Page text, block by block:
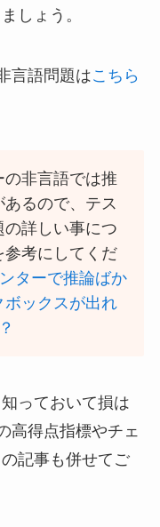
しょう。
言語問題はこちら
の非言語では推
るので、テス
の詳しい事につ
参考にしてくだ
ターで推論ばか
ボックスが出れ
っておいて損は
高得点指標やチェ
記事も併せてご